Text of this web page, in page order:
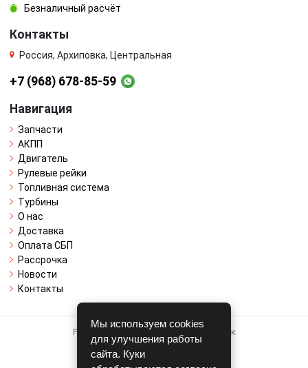
Безналичный расчёт
Контакты
Россия, Архиповка, Центральная
+7 (968) 678-85-59
Навигация
Запчасти
АКПП
Двигатель
Рулевые рейки
Топливная система
Турбины
О нас
Доставка
Оплата СБП
Рассрочка
Новости
Контакты
Работает на системе для авторазборок
CARRO.БИЗНЕС
Мы используем cookies
для улучшения работы
сайта. Куки